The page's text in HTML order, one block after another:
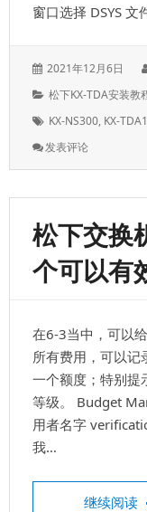
窗口选择 DSYS
发
于：
2021年12月6日
分
松下KX-TDA安装教
标
KX-NS300, KX-
发表评论: 从
交
机
备
份
数
电
方
法
Pbx-
松下交换
个可以有
在6-3当中，可以
所有费用，可以记
一个额度；特别提
等级。 Budget
用者名字
我…
继续阅读